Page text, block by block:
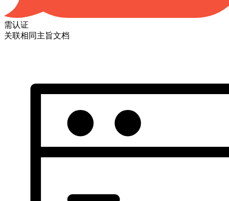
需认证
关联相同主旨文档